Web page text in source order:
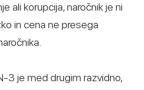
ali korupcija, naročnik je ni
in cena ne presega
3 je med drugim razvidno,